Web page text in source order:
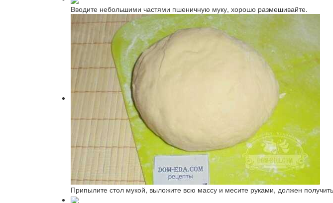
Вводите небольшими частями пшеничную муку, хорошо размешивайте.
Припылите стол мукой, выложите всю массу и месите руками, должен